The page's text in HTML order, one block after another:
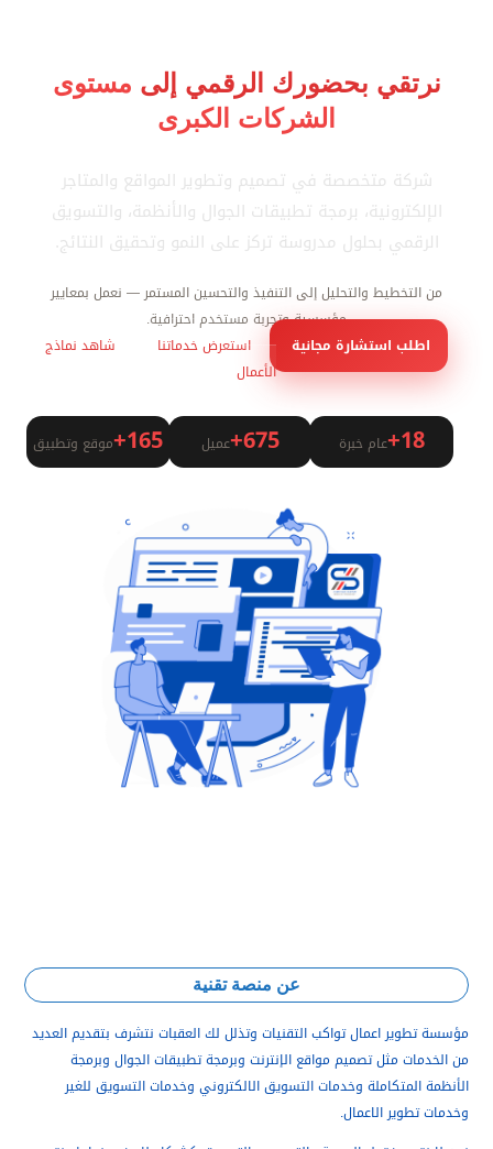
نرتقي بحضورك الرقمي إلى مستوى
الشركات الكبرى
شركة متخصصة في تصميم وتطوير المواقع والمتاجر
الإلكترونية، برمجة تطبيقات الجوال والأنظمة، والتسويق
الرقمي بحلول مدروسة تركز على النمو وتحقيق النتائج.
من التخطيط والتحليل إلى التنفيذ والتحسين المستمر — نعمل بمعايير
مؤسسية وتجربة مستخدم احترافية.
اطلب استشارة مجانية
استعرض خدماتنا
شاهد نماذج
الأعمال
18+ عام خبرة 675+ عميل 165+ موقع وتطبيق
عن منصة تقنية
مؤسسة تطوير اعمال تواكب التقنيات وتذلل لك العقبات نتشرف بتقديم العديد
من الخدمات مثل تصميم مواقع الإنترنت وبرمجة تطبيقات الجوال وبرمجة
الأنظمة المتكاملة وخدمات التسويق الالكتروني وخدمات التسويق للغير
وخدمات تطوير الاعمال.